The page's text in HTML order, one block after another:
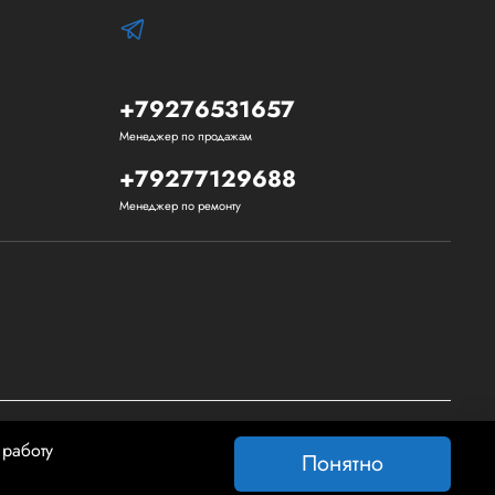
+79276531657
Менеджер по продажам
+79277129688
Менеджер по ремонту
Понятно